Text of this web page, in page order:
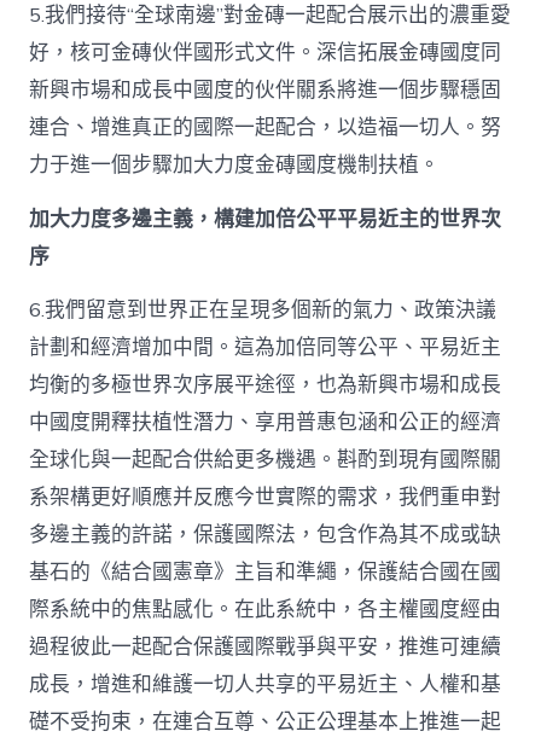
5.我們接待“全球南邊”對金磚一起配合展示出的濃重愛
好，核可金磚伙伴國形式文件。深信拓展金磚國度同
新興市場和成長中國度的伙伴關系將進一個步驟穩固
連合、增進真正的國際一起配合，以造福一切人。努
力于進一個步驟加大力度金磚國度機制扶植。
加大力度多邊主義，構建加倍公平平易近主的世界次
序
6.我們留意到世界正在呈現多個新的氣力、政策決議
計劃和經濟增加中間。這為加倍同等公平、平易近主
均衡的多極世界次序展平途徑，也為新興市場和成長
中國度開釋扶植性潛力、享用普惠包涵和公正的經濟
全球化與一起配合供給更多機遇。斟酌到現有國際關
系架構更好順應并反應今世實際的需求，我們重申對
多邊主義的許諾，保護國際法，包含作為其不成或缺
基石的《結合國憲章》主旨和準繩，保護結合國在國
際系統中的焦點感化。在此系統中，各主權國度經由
過程彼此一起配合保護國際戰爭與平安，推進可連續
成長，增進和維護一切人共享的平易近主、人權和基
礎不受拘束，在連合互尊、公正公理基本上推進一起